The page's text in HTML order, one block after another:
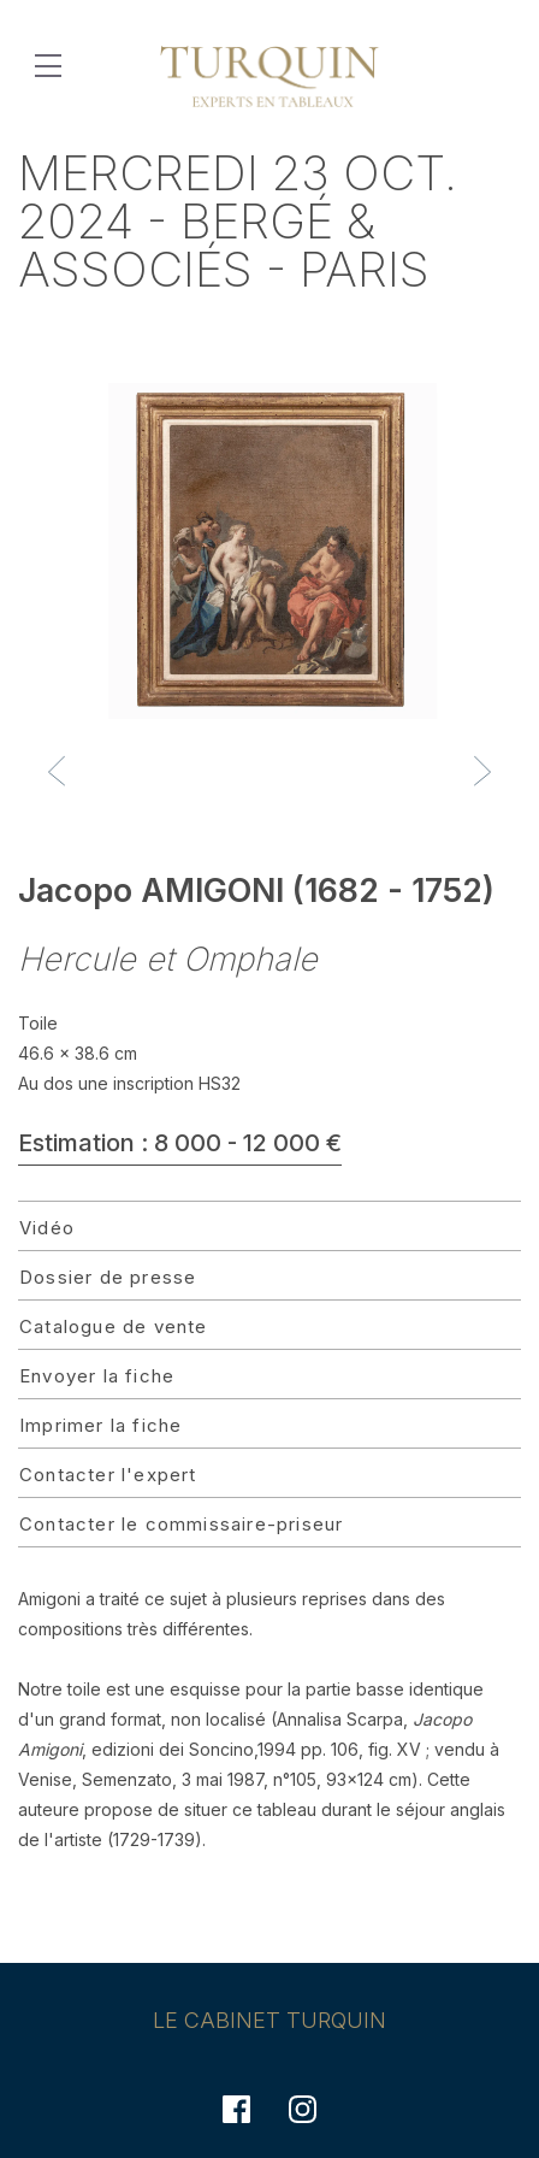
MERCREDI 23 OCT.
2024 - BERGÉ &
ASSOCIÉS - PARIS
Jacopo AMIGONI (1682 - 1752)
Hercule et Omphale
Toile
46.6 x 38.6 cm
Au dos une inscription HS32
Estimation : 8 000 - 12 000 €
Vidéo
Dossier de presse
Catalogue de vente
Envoyer la fiche
Imprimer la fiche
Contacter l'expert
Contacter le commissaire-priseur
Amigoni a traité ce sujet à plusieurs reprises dans des
compositions très différentes.
Notre toile est une esquisse pour la partie basse identique
d'un grand format, non localisé (Annalisa Scarpa, Jacopo
Amigoni, edizioni dei Soncino,1994 pp. 106, fig. XV ; vendu à
Venise, Semenzato, 3 mai 1987, n°105, 93x124 cm). Cette
auteure propose de situer ce tableau durant le séjour anglais
de l'artiste (1729-1739).
LE CABINET TURQUIN